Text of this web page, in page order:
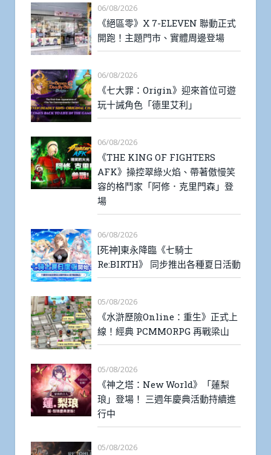
06/08/2026
《絕區零》X 7-ELEVEN 聯動正式
開跑！主題門市、實體周邊登場
06/08/2026
《七大罪：Origin》迎來首位可遊
玩十誡角色「德里艾利」
06/08/2026
《THE KING OF FIGHTERS
AFK》操控翠綠火焰、帶著傲慢笑
容的格鬥家「阿修．克里門森」登
場
06/08/2026
[死神]東永降臨《七騎士
Re:BIRTH》 同步推出各種夏日活動
05/08/2026
《水滸歷險Online：重生》正式上
線！經典 PCMMORPG 再戰梁山
05/08/2026
《神之塔：New World》「蓮梨
琅」登場！ 三週年慶典活動持續進
行中
05/08/2026